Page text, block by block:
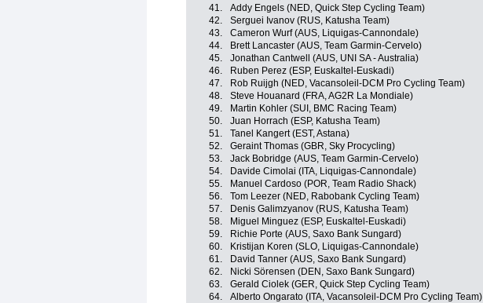
41.
Addy Engels (NED, Quick Step Cycling Team)
42.
Serguei Ivanov (RUS, Katusha Team)
43.
Cameron Wurf (AUS, Liquigas-Cannondale)
44.
Brett Lancaster (AUS, Team Garmin-Cervelo)
45.
Jonathan Cantwell (AUS, UNI SA - Australia)
46.
Ruben Perez (ESP, Euskaltel-Euskadi)
47.
Rob Ruijgh (NED, Vacansoleil-DCM Pro Cycling Team)
48.
Steve Houanard (FRA, AG2R La Mondiale)
49.
Martin Kohler (SUI, BMC Racing Team)
50.
Juan Horrach (ESP, Katusha Team)
51.
Tanel Kangert (EST, Astana)
52.
Geraint Thomas (GBR, Sky Procycling)
53.
Jack Bobridge (AUS, Team Garmin-Cervelo)
54.
Davide Cimolai (ITA, Liquigas-Cannondale)
55.
Manuel Cardoso (POR, Team Radio Shack)
56.
Tom Leezer (NED, Rabobank Cycling Team)
57.
Denis Galimzyanov (RUS, Katusha Team)
58.
Miguel Minguez (ESP, Euskaltel-Euskadi)
59.
Richie Porte (AUS, Saxo Bank Sungard)
60.
Kristijan Koren (SLO, Liquigas-Cannondale)
61.
David Tanner (AUS, Saxo Bank Sungard)
62.
Nicki Sörensen (DEN, Saxo Bank Sungard)
63.
Gerald Ciolek (GER, Quick Step Cycling Team)
64.
Alberto Ongarato (ITA, Vacansoleil-DCM Pro Cycling Team)